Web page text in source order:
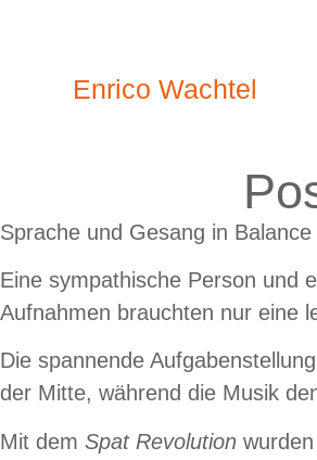
Enrico Wachtel
Sprache und Gesang in
Eine sympathische Person und
Aufnahmen brauchten nur eine
Die spannende
der Mitte, während die Musik
Mit dem Spat Revolution